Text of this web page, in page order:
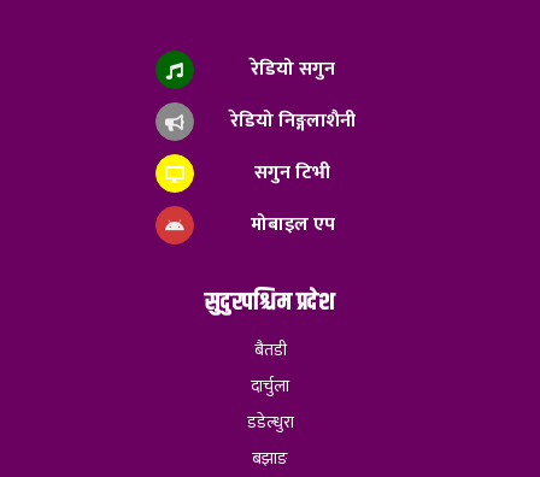
रेडियो सगुन
रेडियो निङ्गलाशैनी
सगुन टिभी
मोबाइल एप
सुदुरपश्चिम प्रदेश
बैतडी
दार्चुला
डडेल्धुरा
बझाङ